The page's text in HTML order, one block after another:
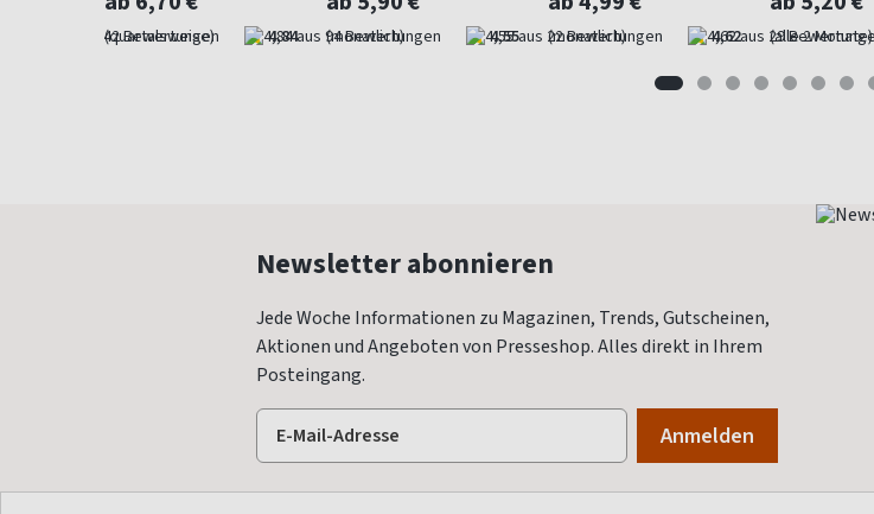
(quartalsweise) 4,84 (monatlich) 4,55 (monatlich) 4,62 (alle 2 Monate)
Newsletter abonnieren
Jede Woche Informationen zu Magazinen, Trends, Gutscheinen,
Aktionen und Angeboten von Presseshop. Alles direkt in Ihrem
Posteingang.